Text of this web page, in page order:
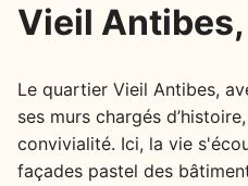
Vieil
Le quartier Vieil Antibes,
ses murs chargés
convivialité. Ici, la vie
façades pastel des